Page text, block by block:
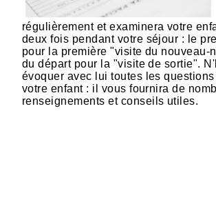
régulièrement et examinera votre
deux fois pendant votre séjour : le
pour la première "visite du nouveau-
du départ pour la "visite de sortie".
évoquer avec lui toutes les
votre enfant : il vous fournira de
renseignements et conseils utiles.